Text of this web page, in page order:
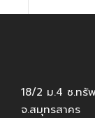
18/2 ม.4 ซ.ทรั
จ.สมุทรสาคร